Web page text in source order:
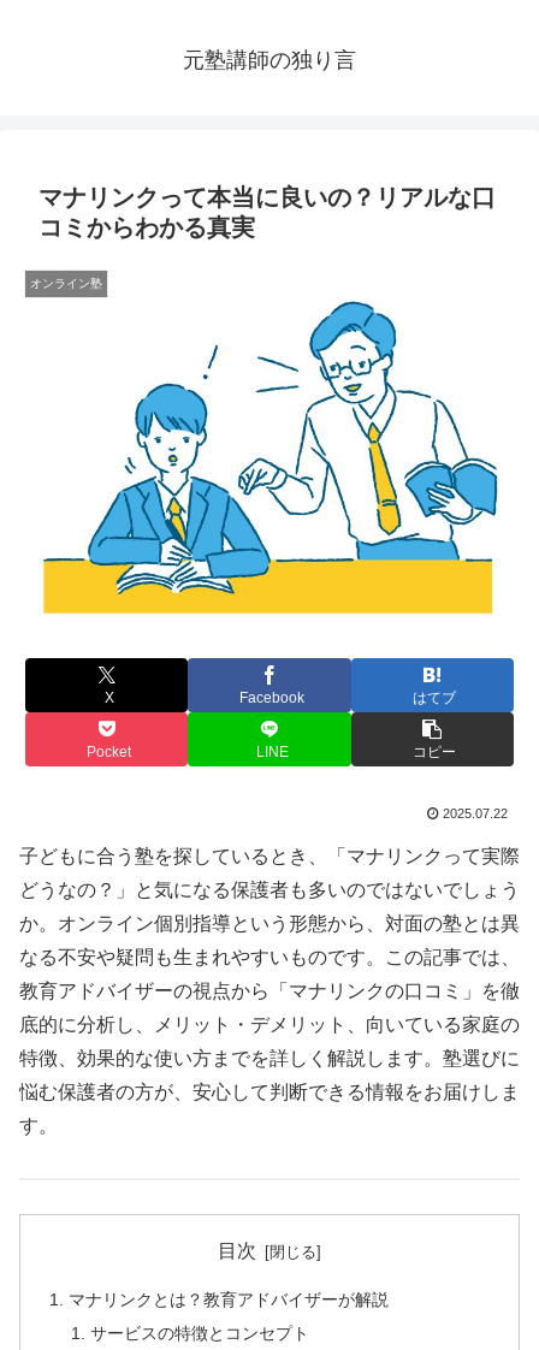
元塾講師の独り言
マナリンクって本当に良いの？リアルな口
コミからわかる真実
オンライン塾
X Facebook はてブ
Pocket LINE コピー
2025.07.22
子どもに合う塾を探しているとき、「マナリンクって実際
どうなの？」と気になる保護者も多いのではないでしょう
か。オンライン個別指導という形態から、対面の塾とは異
なる不安や疑問も生まれやすいものです。この記事では、
教育アドバイザーの視点から「マナリンクの口コミ」を徹
底的に分析し、メリット・デメリット、向いている家庭の
特徴、効果的な使い方までを詳しく解説します。塾選びに
悩む保護者の方が、安心して判断できる情報をお届けしま
す。
目次
マナリンクとは？教育アドバイザーが解説
サービスの特徴とコンセプト